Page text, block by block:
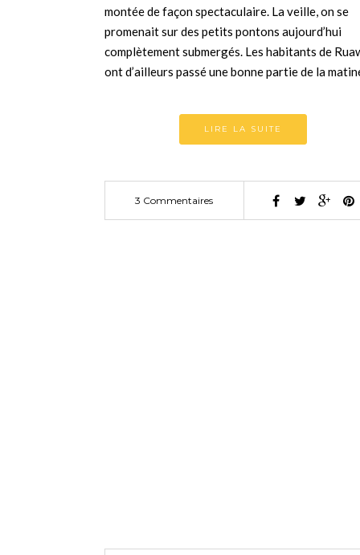
montée de façon spectaculaire. La veille, on se
promenait sur des petits pontons aujourd’hui
complètement submergés. Les habitants de
ont d’ailleurs passé une bonne partie de la
LIRE LA SUITE
3 Commentaires